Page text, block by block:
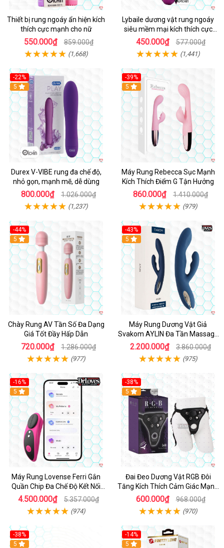
Thiết bị rung ngoáy ẩn hiện kích
thích cực mạnh cho nữ
550.000₫ 859.000₫
(1,668)
Lybaile dương vật rung ngoáy
siêu mềm mại kích thích cực
mạnh
450.000₫ 577.000₫
(1,441)
-22%
Hot
5
Durex V-VIBE rung đa chế độ,
nhỏ gọn, mạnh mẽ, dễ dùng
800.000₫ 1.026.000₫
(1,237)
-39%
Hot
5
Máy Rung Rebecca Sục Mạnh
Kích Thích Điểm G Tận Hưởng
860.000₫ 1.410.000₫
(979)
-44%
Hot
5
Chày Rung AV Tần Số Đa Dạng
Giá Tốt Đầy Hấp Dẫn
720.000₫ 1.286.000₫
(977)
-43%
Hot
5
Máy Rung Dương Vật Giả
Svakom AYLIN Đa Tần Massage
Sướng
2.200.000₫ 3.860.000₫
(975)
-16%
Hot
5
Máy Rung Lovense Ferri Gắn
Quần Chip Đa Chế Độ Kết Nối
App
4.500.000₫ 5.357.000₫
(974)
-38%
Hot
5
Đai Đeo Dương Vật RGB Đôi
Tăng Kích Thích Cảm Giác Mạnh
Mẽ
600.000₫ 968.000₫
(970)
-38%
5
-14%
5